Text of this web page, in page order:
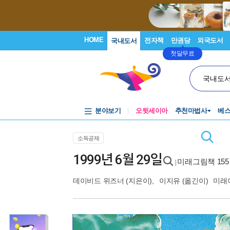
HOME 국내도서 전자책 만권당
첫달무료
외국도서
국내도
분야보기 오뒷세이아 추천마법사 베
소득공제
1999년 6월 29일 미래그림책 155
데이비드 위즈너 (지은이), 이지유 (옮긴이) 미래